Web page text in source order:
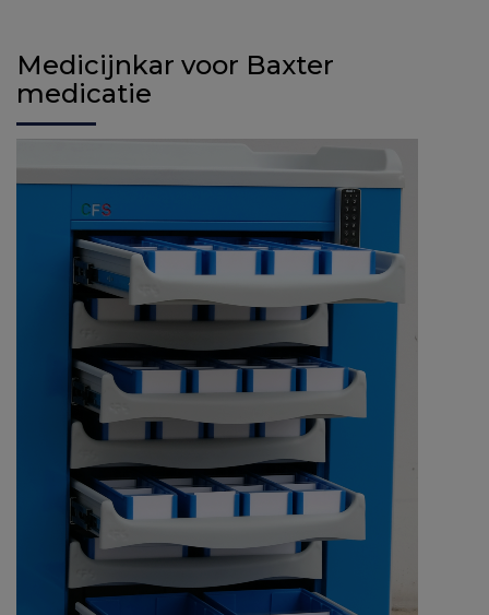
Medicijnkar voor Baxter
medicatie